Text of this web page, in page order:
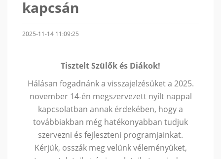
kapcsán
2025-11-14 11:09:25
Tisztelt Szülők és Diákok!
Hálásan fogadnánk a visszajelzésüket a 2025.
november 14-én megszervezett nyílt nappal
kapcsolatban annak érdekében, hogy a
továbbiakban még hatékonyabban tudjuk
szervezni és fejleszteni programjainkat.
Kérjük, osszák meg velünk véleményüket,